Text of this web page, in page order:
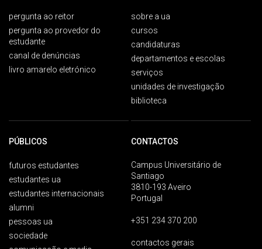
pergunta ao reitor
pergunta ao provedor do
estudante
canal de denúncias
livro amarelo eletrónico
sobre a ua
cursos
candidaturas
departamentos e escolas
serviços
unidades de investigação
biblioteca
PÚBLICOS
futuros estudantes
estudantes ua
estudantes internacionais
alumni
pessoas ua
sociedade
CONTACTOS
Campus Universitário de
Santiago
3810-193 Aveiro
Portugal
+351 234 370 200
contactos gerais